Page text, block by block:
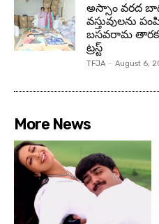
అస్సాం వరద
వస్తువులను
బసవరామ
ట్రస్ట్
TFJA - August 6,
More News